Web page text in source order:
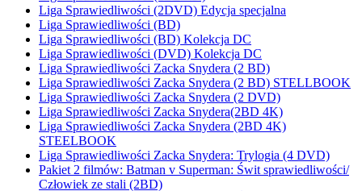
Liga Sprawiedliwości (2DVD) Edycja specjalna
Liga Sprawiedliwości (BD)
Liga Sprawiedliwości (BD) Kolekcja DC
Liga Sprawiedliwości (DVD) Kolekcja DC
Liga Sprawiedliwości Zacka Snydera (2 BD)
Liga Sprawiedliwości Zacka Snydera (2 BD) STELLBOOK
Liga Sprawiedliwości Zacka Snydera (2 DVD)
Liga Sprawiedliwości Zacka Snydera(2BD 4K)
Liga Sprawiedliwości Zacka Snydera (2BD 4K)
STEELBOOK
Liga Sprawiedliwości Zacka Snydera: Trylogia (4 DVD)
Pakiet 2 filmów: Batman v Superman: Świt sprawiedliwości/
Człowiek ze stali (2BD)